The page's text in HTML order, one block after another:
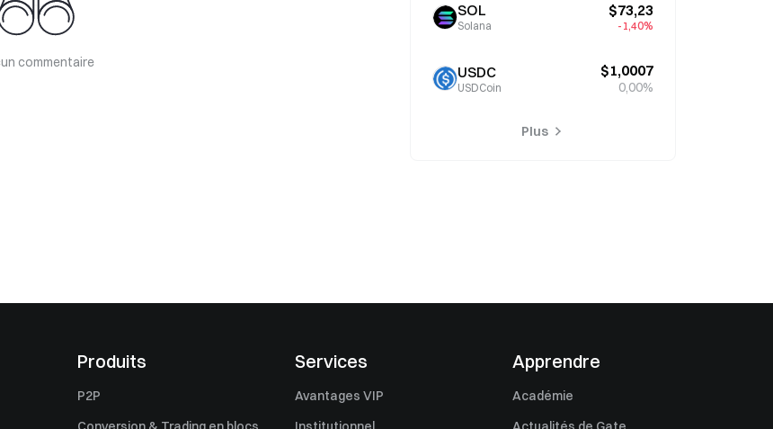
commentaire
SOL
Solana
$73,23
-1,40%
USDC
USDCoin
$1,0007
0,00%
Plus
Produits
P2P
Services
Avantages VIP
Apprendre
Académie